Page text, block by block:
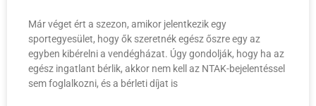
Már véget ért a szezon, amikor jelentkezik egy
sportegyesület, hogy ők szeretnék egész őszre egy az
egyben kibérelni a vendégházat. Úgy gondolják, hogy ha az
egész ingatlant bérlik, akkor nem kell az NTAK-bejelentéssel
sem foglalkozni, és a bérleti díjat is